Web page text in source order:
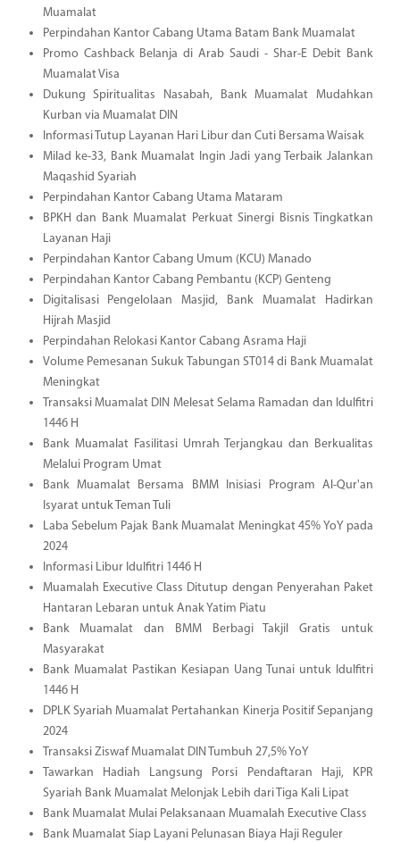
Muamalat
Perpindahan Kantor Cabang Utama Batam Bank Muamalat
Promo Cashback Belanja di Arab Saudi - Shar-E Debit Bank
Muamalat Visa
Dukung Spiritualitas Nasabah, Bank Muamalat Mudahkan
Kurban via Muamalat DIN
Informasi Tutup Layanan Hari Libur dan Cuti Bersama Waisak
Milad ke-33, Bank Muamalat Ingin Jadi yang Terbaik Jalankan
Maqashid Syariah
Perpindahan Kantor Cabang Utama Mataram
BPKH dan Bank Muamalat Perkuat Sinergi Bisnis Tingkatkan
Layanan Haji
Perpindahan Kantor Cabang Umum (KCU) Manado
Perpindahan Kantor Cabang Pembantu (KCP) Genteng
Digitalisasi Pengelolaan Masjid, Bank Muamalat Hadirkan
Hijrah Masjid
Perpindahan Relokasi Kantor Cabang Asrama Haji
Volume Pemesanan Sukuk Tabungan ST014 di Bank Muamalat
Meningkat
Transaksi Muamalat DIN Melesat Selama Ramadan dan Idulfitri
1446 H
Bank Muamalat Fasilitasi Umrah Terjangkau dan Berkualitas
Melalui Program Umat
Bank Muamalat Bersama BMM Inisiasi Program Al-Qur'an
Isyarat untuk Teman Tuli
Laba Sebelum Pajak Bank Muamalat Meningkat 45% YoY pada
2024
Informasi Libur Idulfitri 1446 H
Muamalah Executive Class Ditutup dengan Penyerahan Paket
Hantaran Lebaran untuk Anak Yatim Piatu
Bank Muamalat dan BMM Berbagi Takjil Gratis untuk
Masyarakat
Bank Muamalat Pastikan Kesiapan Uang Tunai untuk Idulfitri
1446 H
DPLK Syariah Muamalat Pertahankan Kinerja Positif Sepanjang
2024
Transaksi Ziswaf Muamalat DIN Tumbuh 27,5% YoY
Tawarkan Hadiah Langsung Porsi Pendaftaran Haji, KPR
Syariah Bank Muamalat Melonjak Lebih dari Tiga Kali Lipat
Bank Muamalat Mulai Pelaksanaan Muamalah Executive Class
Bank Muamalat Siap Layani Pelunasan Biaya Haji Reguler